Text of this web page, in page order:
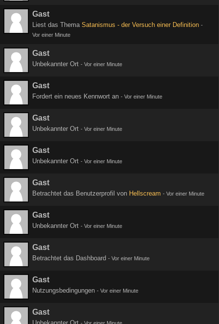
Gast
Liest das Thema Satanismus - der Versuch einer Definition -
Vor einer Minute
Gast
Unbekannter Ort - Vor einer Minute
Gast
Fordert ein neues Kennwort an - Vor einer Minute
Gast
Unbekannter Ort - Vor einer Minute
Gast
Unbekannter Ort - Vor einer Minute
Gast
Betrachtet das Benutzerprofil von Hellscream - Vor einer Minute
Gast
Unbekannter Ort - Vor einer Minute
Gast
Betrachtet das Dashboard - Vor einer Minute
Gast
Nutzungsbedingungen - Vor einer Minute
Gast